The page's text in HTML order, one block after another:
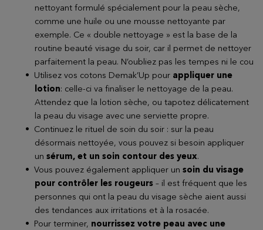
nettoyant formulé spécialement pour la peau sèche,
comme une huile ou une mousse nettoyante par
exemple. Ce « double nettoyage » est la base de la
routine beauté visage du soir, car il permet de nettoyer
parfaitement la peau. N’oubliez pas les tempes ni le cou
Utilisez vos cotons Demak’Up pour appliquer une
lotion: celle-ci va finaliser le nettoyage de la peau.
Attendez que la lotion sèche, ou tapotez délicatement
la peau du visage avec une serviette propre.
Continuez le rituel de soin du soir : sur la peau
désormais nettoyée, vous pouvez si besoin appliquer
un sérum, et un soin contour des yeux.
Vous pouvez également appliquer un soin du visage
pour contrôler les rougeurs – il est fréquent que les
personnes qui ont la peau du visage sèche aient aussi
des tendances aux irritations et à la rosacée.
Pour terminer, nourrissez votre peau avec une